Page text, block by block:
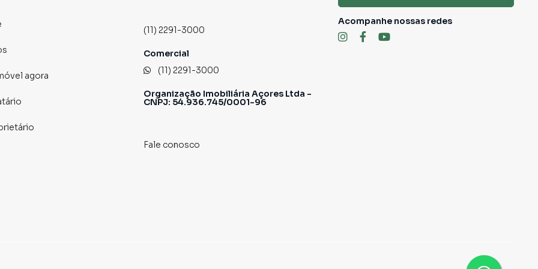
José.
dia a dia.
acesso rápido e fácil para qualquer lugar.
conhecer e se encantar com cada detalhe!
agora
(11) 2291-3000
Comercial
(11) 2291-3000
Organização Imobiliária Açores Ltda -
CNPJ: 54.936.745/0001-96
Fale conosco
Acompanhe nossas redes